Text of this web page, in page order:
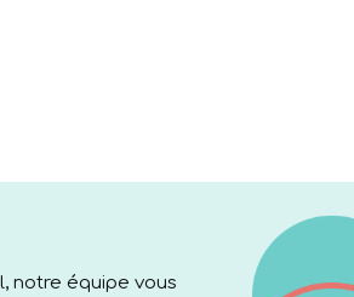
notre équipe vous